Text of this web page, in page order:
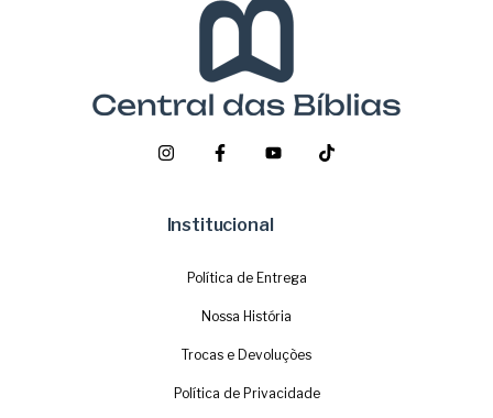
Institucional
Política de Entrega
Nossa História
Trocas e Devoluções
Política de Privacidade